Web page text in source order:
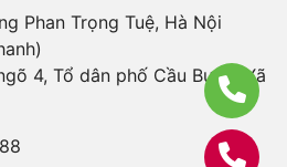
Phan Trọng Tuệ, Hà Nội
4, Tổ dân phố Cầu Bươu, Xã